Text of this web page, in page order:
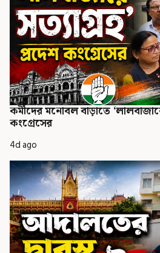
কর্মীদের মনোবল বাড়াতে
কংগ্রেসের
4d ago